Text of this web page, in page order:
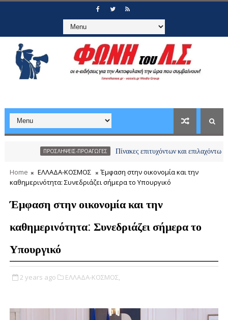
ΠΡΟΣΛΗΨΕΙΣ-ΠΡΟΑΓΩΓΕΣ Πίνακες επιτυχόντων και επιλαχόντων
Home ΕΛΛΑΔΑ-ΚΟΣΜΟΣ
Έμφαση στην οικονομία και την
καθημερινότητα: Συνεδριάζει σήμερα το Υπουργικό
Έμφαση στην οικονομία και την
καθημερινότητα: Συνεδριάζει σήμερα το
Υπουργικό
2 years ago ΕΛΛΑΔΑ-ΚΟΣΜΟΣ,